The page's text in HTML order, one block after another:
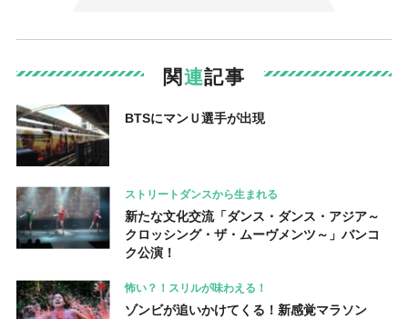
関連記事
BTSにマンＵ選手が出現
ストリートダンスから生まれる
新たな文化交流「ダンス・ダンス・アジア～
クロッシング・ザ・ムーヴメンツ～」バンコ
ク公演！
怖い？！スリルが味わえる！
ゾンビが追いかけてくる！新感覚マラソン